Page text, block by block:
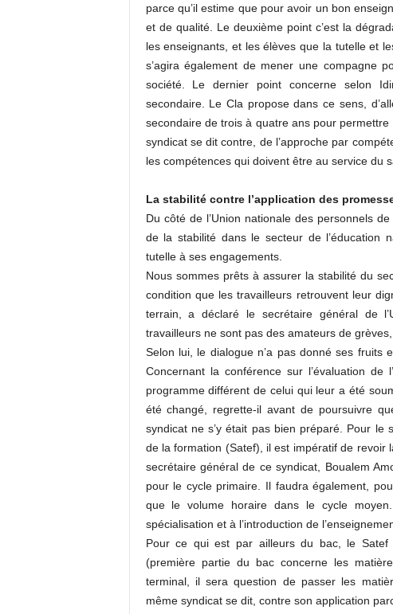
parce qu’il estime que pour avoir un bon
et de qualité. Le deuxième point c’est la
les enseignants, et les élèves que la tutelle et
s’agira également de mener une compagne
société. Le dernier point concerne selon
secondaire. Le Cla propose dans ce sens,
secondaire de trois à quatre ans pour
syndicat se dit contre, de l’approche par
les compétences qui doivent être au service du
La stabilité contre l’application des
Du côté de l’Union nationale des personnels
de la stabilité dans le secteur de l’éducation
tutelle à ses engagements.
Nous sommes prêts à assurer la stabilité du
condition que les travailleurs retrouvent leur
terrain, a déclaré le secrétaire général de
travailleurs ne sont pas des amateurs de
Selon lui, le dialogue n’a pas donné ses fruits
Concernant la conférence sur l’évaluation
programme différent de celui qui leur a été
été changé, regrette-il avant de poursuivre
syndicat ne s’y était pas bien préparé. Pour le
de la formation (Satef), il est impératif de revoir
secrétaire général de ce syndicat, Boualem
pour le cycle primaire. Il faudra également,
que le volume horaire dans le cycle
spécialisation et à l’introduction de
Pour ce qui est par ailleurs du bac, le
(première partie du bac concerne les
terminal, il sera question de passer les
même syndicat se dit, contre son application